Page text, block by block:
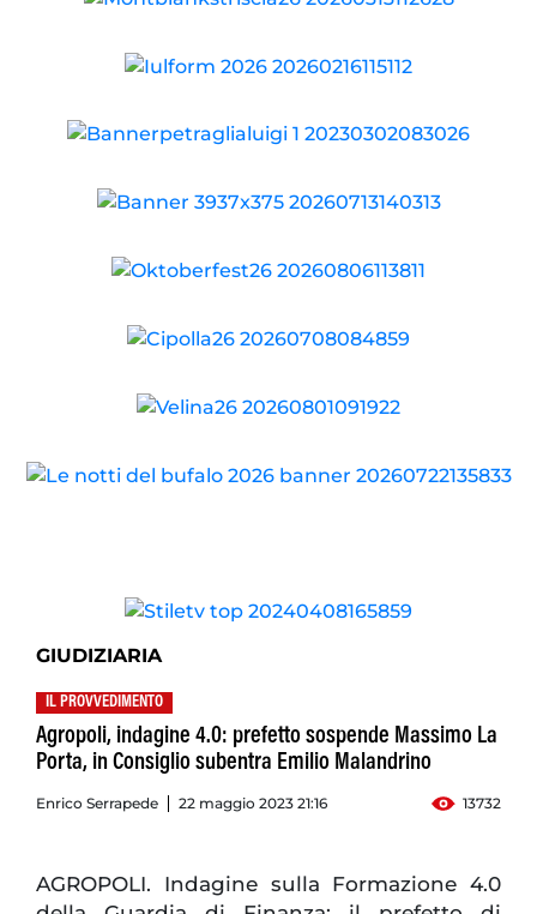
GIUDIZIARIA
IL PROVVEDIMENTO
Agropoli, indagine 4.0: prefetto sospende Massimo La
Porta, in Consiglio subentra Emilio Malandrino
Enrico Serrapede 22 maggio 2023 21:16 13732
AGROPOLI. Indagine sulla Formazione 4.0